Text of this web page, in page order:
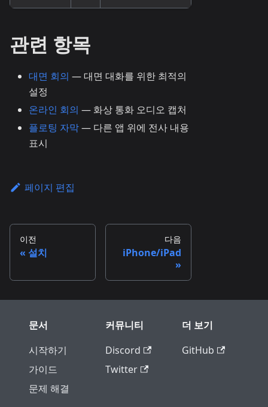
관련 항목
대면 회의 — 대면 대화를 위한 최적의
설정
온라인 회의 — 화상 통화 오디오 캡처
플로팅 자막— 다른 앱 위에 전사 내용
표시
페이지 편집
이전
설치
다음
iPhone/iPad
문서
시작하기
가이드
문제 해결
커뮤니티
Discord
Twitter
더 보기
GitHub